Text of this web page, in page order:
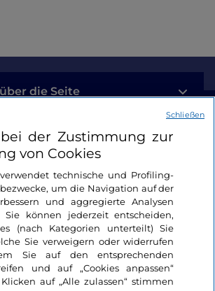
die Seite
der Zustimmung zur
von Cookies
technische und Profiling-
um die Navigation auf der
und aggregierte Analysen
Sie können jederzeit entscheiden,
(nach Kategorien unterteilt) Sie
Sie verweigern oder widerrufen
Sie auf den entsprechenden
und auf „Cookies anpassen“
auf „Alle zulassen“ stimmen
Schließen